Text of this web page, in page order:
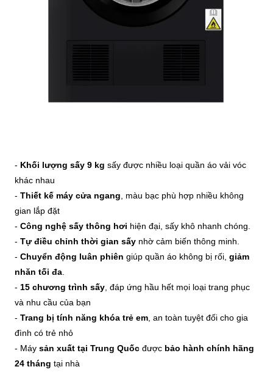
- Khối lượng sấy 9 kg sấy được nhiều loại quần áo vải vóc
khác nhau
- Thiết kế máy cửa ngang , màu bạc phù hợp nhiều không
gian lắp đặt
- Công nghệ sấy thông hơi hiện đại, sấy khô nhanh chóng.
- Tự điều chỉnh thời gian sấy nhờ cảm biến thông minh.
- Chuyển động luân phiên giúp quần áo không bị rối, giảm
nhăn tối đa
- 15 chương trình sấy , đáp ứng hầu hết mọi loại trang phục
và nhu cầu của bạn
- Trang bị tính năng khóa trẻ em , an toàn tuyệt đối cho gia
đình có trẻ nhỏ
- Máy sản xuất tại Trung Quốc được bảo hành chính hãng
24 tháng tại nhà